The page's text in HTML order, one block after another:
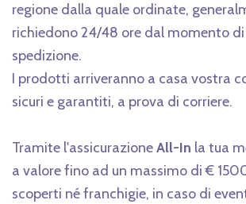
regione dalla quale ordinate,
richiedono 24/48 ore dal momento
spedizione.
I prodotti arriveranno a casa vostra
sicuri e garantiti, a prova di corriere.
Tramite l'assicurazioneAll-In la tua
a valore fino ad un massimo di €
scoperti né franchigie, in caso di